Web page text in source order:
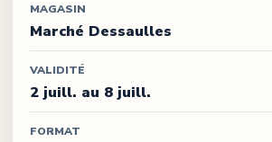
MAGASIN
Marché Dessaulles
VALIDITÉ
2 juill. au 8 juill.
FORMAT